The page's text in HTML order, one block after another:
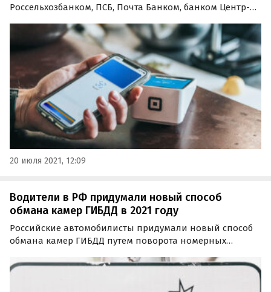
Россельхозбанком, ПСБ, Почта Банком, банком Центр-
доступны к использованию в платежном сервисе Apple
20 июля 2021, 12:09
Водители в РФ придумали новый способ
обмана камер ГИБДД в 2021 году
Российские автомобилисты придумали новый способ
обмана камер ГИБДД путем поворота номерных
дорожные комплексы фото- и видеофиксации не
узнают некоторые машины и не штрафуют их